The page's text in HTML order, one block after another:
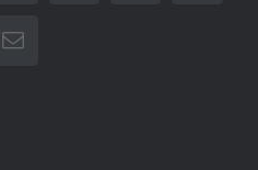
Correo